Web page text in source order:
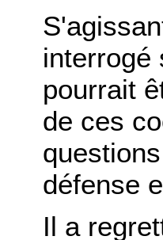
interrogé
pourrait
de ces
défense
Il a